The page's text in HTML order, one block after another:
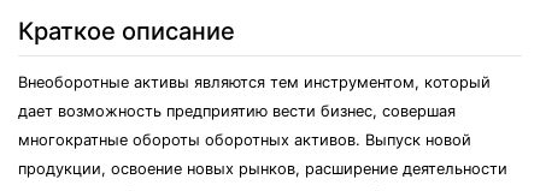
Краткое описание
Внеоборотные активы являются тем инструментом, который
дает возможность предприятию вести бизнес, совершая
многократные обороты оборотных активов. Выпуск новой
продукции, освоение новых рынков, расширение деятельности